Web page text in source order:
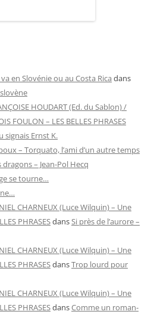
en Slovénie ou au Costa Rica dans
HOUDART (Ed. du Sablon) /
FOULON – LES BELLES PHRASES
signais Ernst K.
– Torquato, l’ami d’un autre temps
dragons – Jean-Pol Hecq
se tourne…
CHARNEUX (Luce Wilquin) – Une
PHRASESdansSi près de l’aurore –
CHARNEUX (Luce Wilquin) – Une
PHRASESdansTrop lourd pour
CHARNEUX (Luce Wilquin) – Une
PHRASESdansComme un roman-